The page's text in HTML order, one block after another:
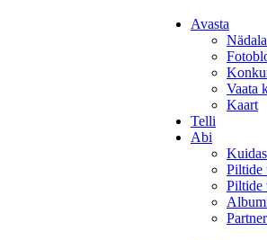
Avasta
Vaata
Kaart
Telli
Abi
Piltide
Piltide